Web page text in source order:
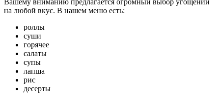
Вашему вниманию предлагается огромный выбор угощений
на любой вкус. В нашем меню есть:
роллы
суши
горячее
салаты
супы
лапша
рис
десерты